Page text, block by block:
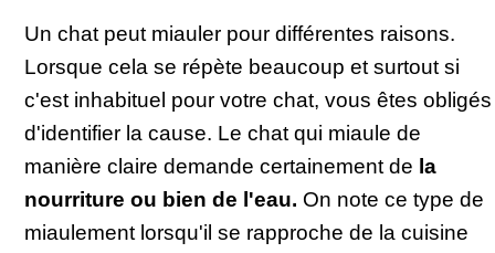
Un chat peut miauler pour différentes raisons.
Lorsque cela se répète beaucoup et surtout si
c'est inhabituel pour votre chat, vous êtes obligés
d'identifier la cause. Le chat qui miaule de
manière claire demande certainement de la
nourriture ou bien de l'eau. On note ce type de
miaulement lorsqu'il se rapproche de la cuisine